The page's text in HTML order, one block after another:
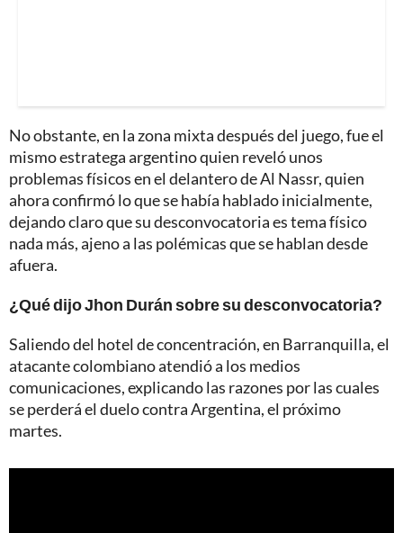
No obstante, en la zona mixta después del juego, fue el
mismo estratega argentino quien reveló unos
problemas físicos en el delantero de Al Nassr, quien
ahora confirmó lo que se había hablado inicialmente,
dejando claro que su desconvocatoria es tema físico
nada más, ajeno a las polémicas que se hablan desde
afuera.
¿Qué dijo Jhon Durán sobre su desconvocatoria?
Saliendo del hotel de concentración, en Barranquilla, el
atacante colombiano atendió a los medios
comunicaciones, explicando las razones por las cuales
se perderá el duelo contra Argentina, el próximo
martes.